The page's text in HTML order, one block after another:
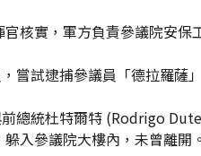
核實，軍方負責參議院安保
嘗試逮捕參議員「德拉羅薩
總統杜特爾特 (Rodrigo
入參議院大樓內，未曾離開。